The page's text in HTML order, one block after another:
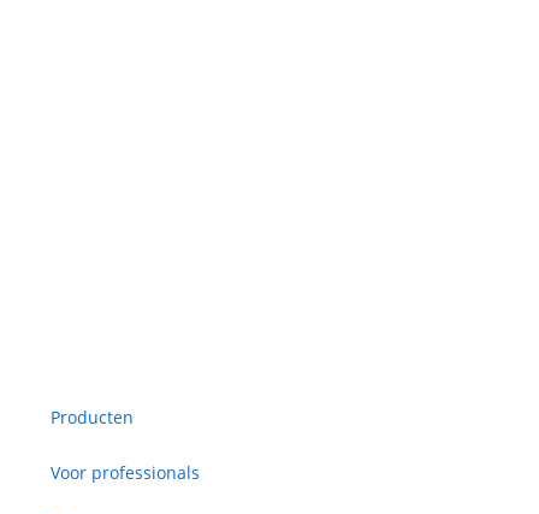
Producten
Voor professionals